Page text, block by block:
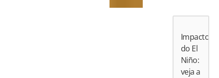
Impactos
do El
Niño:
veja a